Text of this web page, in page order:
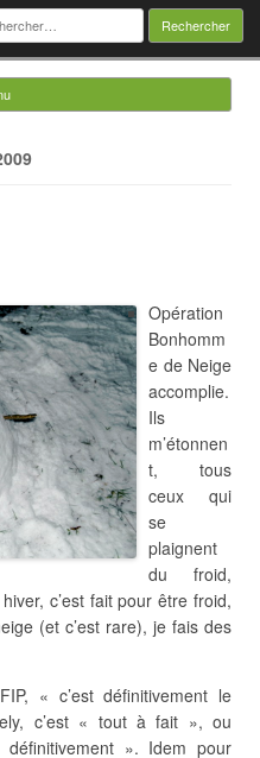
:
Opération
Bonhomm
e de Neige
accomplie.
Ils
m’étonnen
t, tous
ceux qui
se
plaignent
du froid,
c’est fait pour être froid,
(et c’est rare), je fais des
« c’est définitivement le
c’est « tout à fait », ou
». Idem pour